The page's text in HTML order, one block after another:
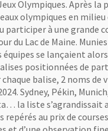
Olympiques. Après
olympiques en
participer à une grande
du Lac de Maine.
équipes se lançaient
positionnées de
chaque balise, 2 noms de
Sydney, Pékin,
la liste s’agrandissait
repérés au prix de